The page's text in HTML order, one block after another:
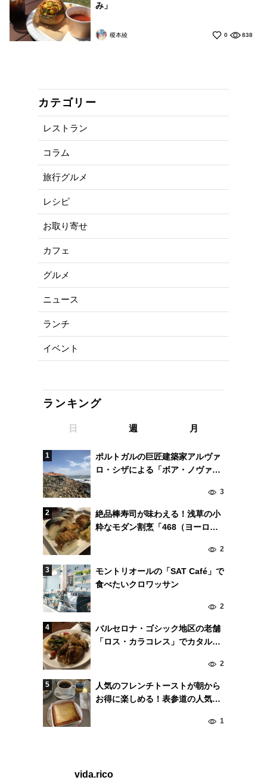
み」
榎本綾 0 838
カテゴリー
レストラン
コラム
旅行グルメ
レシピ
お取り寄せ
カフェ
グルメ
ニュース
ランチ
イベント
ランキング
日 週 月
ポルトガルの巨匠建築家アルヴァ
ロ・シザによる「ボア・ノヴァ」
3
絶品棒寿司が味わえる！浅草の小
粋なモダン割烹「468（ヨーロッ
2
モントリオールの「SAT Café」で
食べたいクロワッサン
2
バルセロナ・ゴシック地区の老舗
「ロス・カラコレス」でカタルー
2
人気のフレンチトーストが朝から
お得に楽しめる！表参道の人気ベ
1
vida.rico